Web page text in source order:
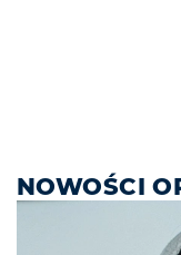
NOWOŚCI